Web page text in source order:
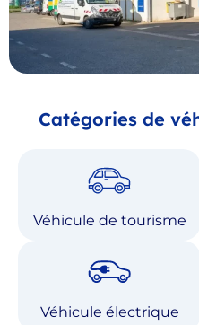
Catégories de
Véhicule de tourisme
Véhicule électrique